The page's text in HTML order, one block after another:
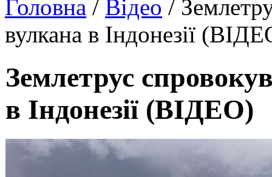
Головна / Відео /
вулкана в Індонезії
Землетрус
в Індонезії (ВІДЕО)